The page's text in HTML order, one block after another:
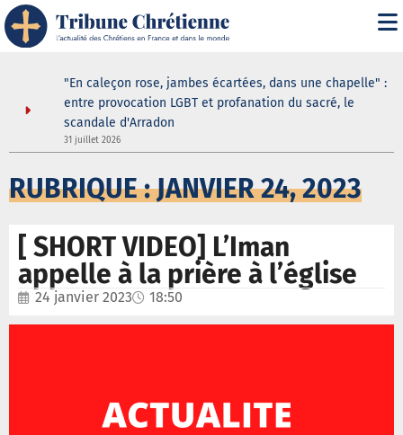
douche
"En caleçon rose, jambes écartées, dans une chapelle" :
entre provocation LGBT et profanation du sacré, le
scandale d'Arradon
31 juillet 2026
RUBRIQUE : JANVIER 24, 2023
[ SHORT VIDEO] L’Iman
appelle à la prière à l’église
24 janvier 2023 18:50